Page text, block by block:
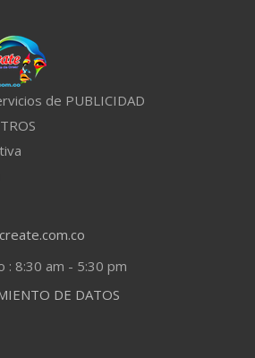
de PUBLICIDAD
: 8:30 am - 5:30 pm
DE DATOS